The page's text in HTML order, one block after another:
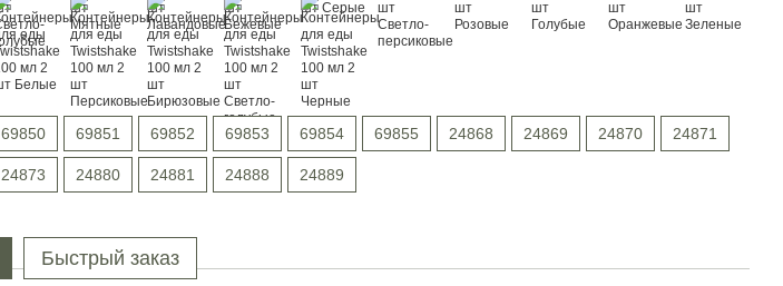
69850 69851 69852 69853 69854 69855 24868 24869 24870 24871
24873 24880 24881 24888 24889
Быстрый заказ